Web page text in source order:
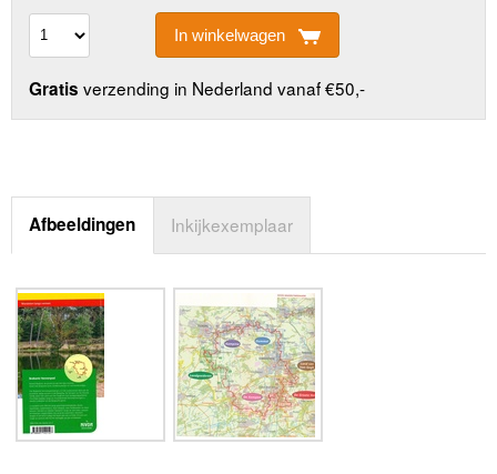
In winkelwagen
Gratis verzending in Nederland vanaf €50,-
Afbeeldingen Inkijkexemplaar